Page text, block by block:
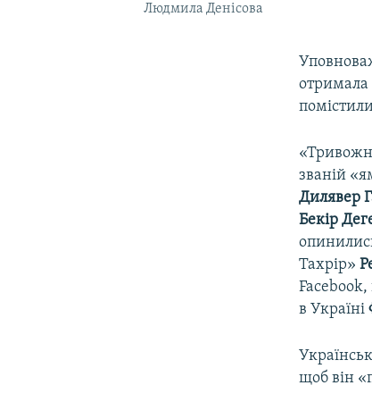
Людмила Денісова
отримала
званій
Дилявер
Бекір
Тахрір»
Facebook,
в Україні
щоб він